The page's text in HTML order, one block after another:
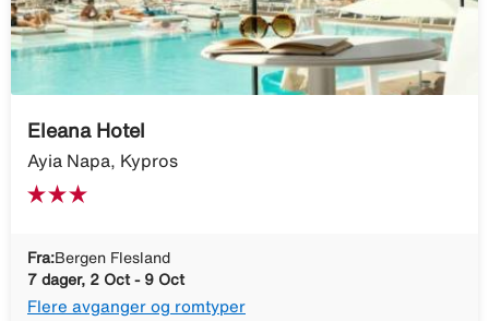
Eleana Hotel
Ayia Napa, Kypros
Fra:Bergen Flesland
7 dager, 2 Oct - 9 Oct
Flere avganger og romtyper